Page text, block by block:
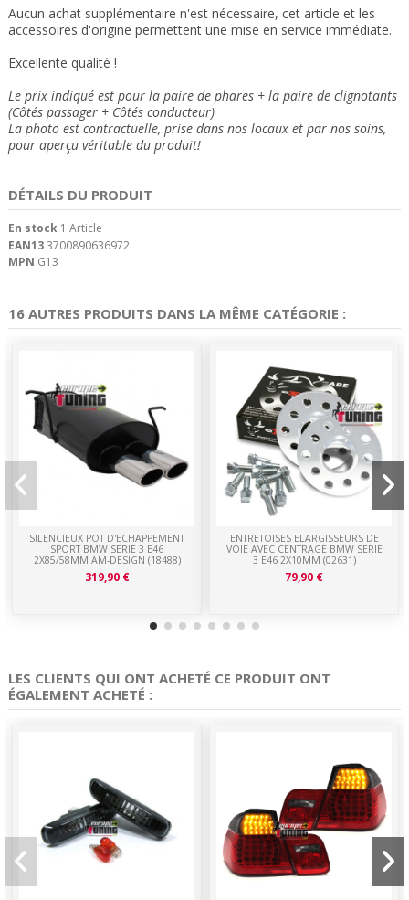
Aucun achat supplémentaire n'est nécessaire, cet article et les
accessoires d'origine permettent une mise en service immédiate.
Excellente qualité !
Le prix indiqué est pour la paire de phares + la paire de clignotants
(Côtés passager + Côtés conducteur)
La photo est contractuelle, prise dans nos locaux et par nos soins,
pour aperçu véritable du produit!
DÉTAILS DU PRODUIT
En stock 1 Article
EAN133700890636972
MPN G13
16 AUTRES PRODUITS DANS LA MÊME CATÉGORIE :
SILENCIEUX POT D'ECHAPPEMENT
SPORT BMW SERIE 3 E46
2X85/58MM AM-DESIGN (18488)
319,90 €
ENTRETOISES ELARGISSEURS DE
VOIE AVEC CENTRAGE BMW SERIE
3 E46 2X10MM (02631)
79,90 €
LES CLIENTS QUI ONT ACHETÉ CE PRODUIT ONT
ÉGALEMENT ACHETÉ :